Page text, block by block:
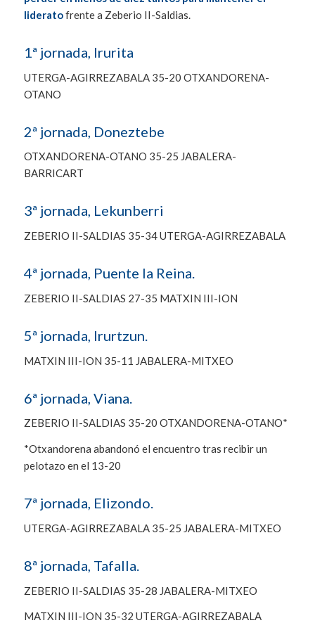
lideratofrente a Zeberio II-Saldias.
1ª jornada, Irurita
UTERGA-AGIRREZABALA 35-20 OTXANDORENA-
OTANO
2ª jornada, Doneztebe
OTXANDORENA-OTANO 35-25 JABALERA-
BARRICART
3ª jornada, Lekunberri
ZEBERIO II-SALDIAS 35-34 UTERGA-AGIRREZABALA
4ª jornada, Puente la Reina.
ZEBERIO II-SALDIAS 27-35 MATXIN III-ION
5ª jornada, Irurtzun.
MATXIN III-ION 35-11 JABALERA-MITXEO
6ª jornada, Viana.
ZEBERIO II-SALDIAS 35-20 OTXANDORENA-OTANO*
*Otxandorena abandonó el encuentro tras recibir un
pelotazo en el 13-20
7ª jornada, Elizondo.
UTERGA-AGIRREZABALA 35-25 JABALERA-MITXEO
8ª jornada, Tafalla.
ZEBERIO II-SALDIAS 35-28 JABALERA-MITXEO
MATXIN III-ION 35-32 UTERGA-AGIRREZABALA